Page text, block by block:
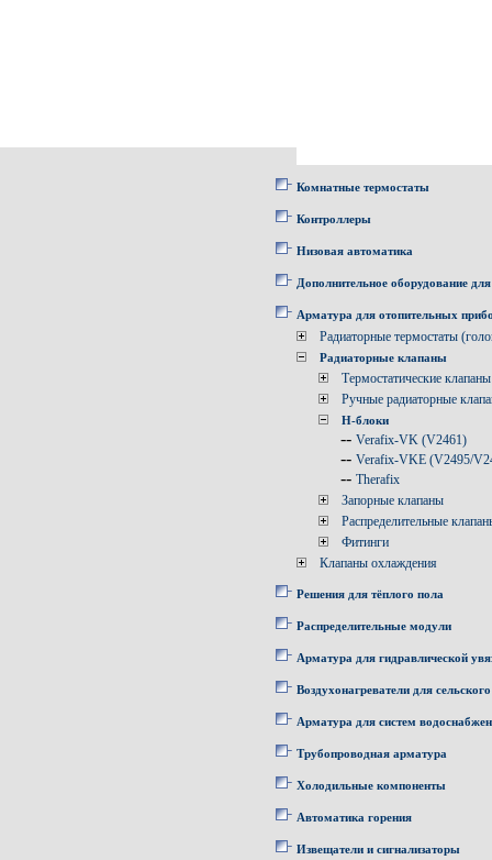
Комнатные термостаты
Контроллеры
Низовая автоматика
Дополнительное оборудование
Арматура для отопительных
Радиаторные термостаты
Радиаторные клапаны
Термостатические клапаны
Ручные радиаторные
Н-блоки
-- Verafix-VK (V2461)
-- Verafix-VKE (V2495/
-- Therafix
Запорные клапаны
Распределительные
Фитинги
Клапаны охлаждения
Решения для тёплого пола
Распределительные модули
Арматура для гидравлической
Воздухонагреватели для
Арматура для систем
Трубопроводная арматура
Холодильные компоненты
Автоматика горения
Извещатели и сигнализаторы